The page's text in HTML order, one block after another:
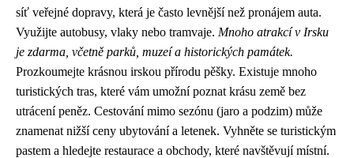
síť veřejné dopravy, která je často levnější než pronájem auta.
Využijte autobusy, vlaky nebo tramvaje. Mnoho atrakcí v Irsku
je zdarma, včetně parků, muzeí a historických památek.
Prozkoumejte krásnou irskou přírodu pěšky. Existuje mnoho
turistických tras, které vám umožní poznat krásu země bez
utrácení peněz. Cestování mimo sezónu (jaro a podzim) může
znamenat nižší ceny ubytování a letenek. Vyhněte se turistickým
pastem a hledejte restaurace a obchody, které navštěvují místní.